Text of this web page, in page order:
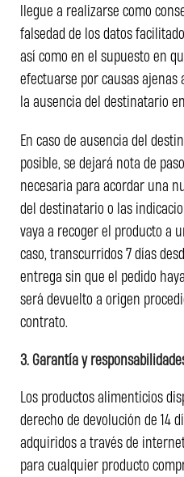
llegue a realizarse como
falsedad de los datos
así como en el supuesto en
efectuarse por causas ajenas a
la ausencia del destinatario
En caso de ausencia del
posible, se dejará nota de
necesaria para acordar una
del destinatario o las
vaya a recoger el producto a
caso, transcurridos 7 días
entrega sin que el pedido
será devuelto a origen
contrato.
3. Garantía y
Los productos alimenticios
derecho de devolución de 14
adquiridos a través de
para cualquier producto